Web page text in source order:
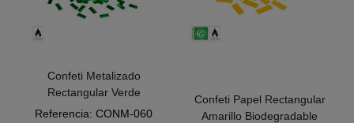
Confeti Metalizado
Rectangular Verde
Referencia: CONM-060
Confeti Papel Rectangular
Amarillo Biodegradable